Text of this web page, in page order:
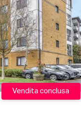
Vendita conclusa